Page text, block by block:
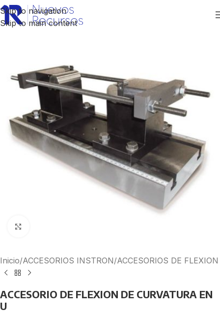
Skip to navigation
Skip to main content
Inicio/ACCESORIOS INSTRON/ACCESORIOS DE FLEXION
ACCESORIO DE FLEXION DE CURVATURA EN
U